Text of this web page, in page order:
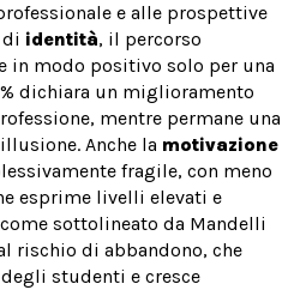
e alle prospettive
identità, il percorso
in modo positivo solo per una
dichiara un miglioramento
mentre permane una
Anche la motivazione
fragile, con meno
esprime livelli elevati e
sottolineato da Mandelli
rischio di abbandono, che
studenti e cresce